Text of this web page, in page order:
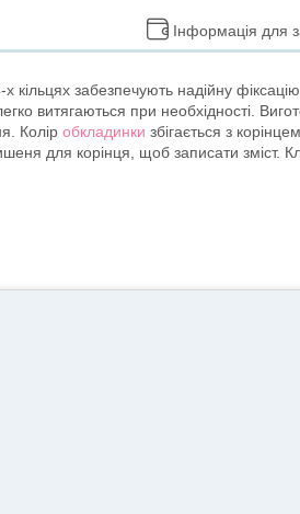
Інформація для
кільцях забезпечують надійну
витягаються при необхідності.
Колір обкладинки збігається з
для корінця, щоб записати зміст.